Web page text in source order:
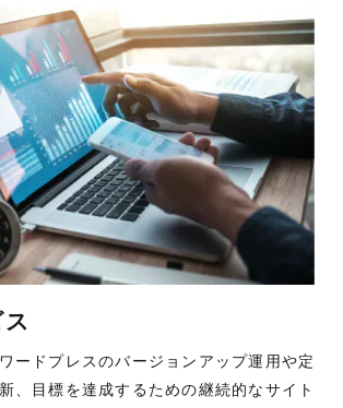
ードプレスのバージョンアップ運用や定
、目標を達成するための継続的なサイト